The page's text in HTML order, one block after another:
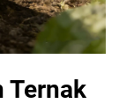
Ternak